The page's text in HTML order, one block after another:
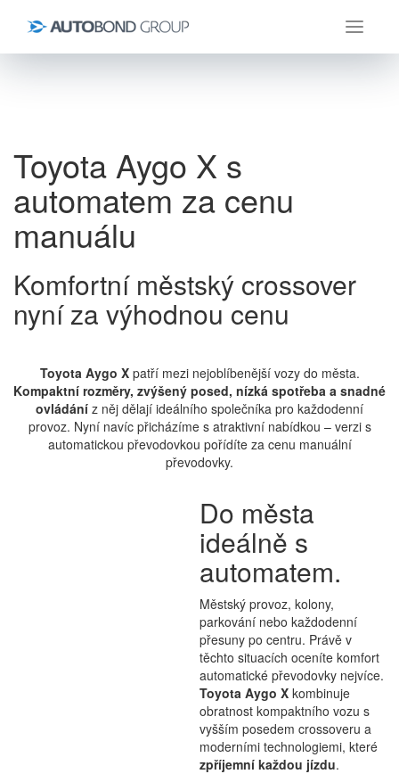
Úvod
Aktuality
Toyota Aygo X s automatem za cenu manuálu
Toyota Aygo X s
automatem za cenu
manuálu
Komfortní městský crossover
nyní za výhodnou cenu
Toyota Aygo Xpatří mezi nejoblíbenější vozy do města.
Kompaktní rozměry, zvýšený posed, nízká spotřeba a snadné
ovládání z něj dělají ideálního společníka pro každodenní
provoz. Nyní navíc přicházíme s atraktivní nabídkou – verzi s
automatickou převodovkou pořídíte za cenu manuální
převodovky.
Do města
ideálně s
automatem.
Městský provoz, kolony,
parkování nebo každodenní
přesuny po centru. Právě v
těchto situacích oceníte komfort
automatické převodovky nejvíce.
Toyota Aygo X kombinuje
obratnost kompaktního vozu s
vyšším posedem crossoveru a
moderními technologiemi, které
zpříjemní každou jízdu.